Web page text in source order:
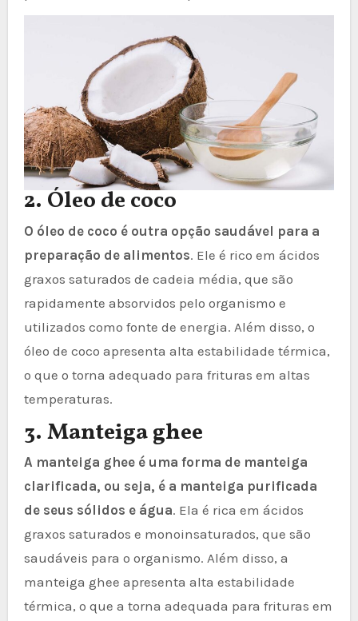
2. Óleo de coco
O óleo de coco é outra opção saudável para a
preparação de alimentos. Ele é rico em ácidos
graxos saturados de cadeia média, que são
rapidamente absorvidos pelo organismo e
utilizados como fonte de energia. Além disso, o
óleo de coco apresenta alta estabilidade térmica,
o que o torna adequado para frituras em altas
temperaturas.
3. Manteiga ghee
A manteiga ghee é uma forma de manteiga
clarificada, ou seja, é a manteiga purificada
de seus sólidos e água. Ela é rica em ácidos
graxos saturados e monoinsaturados, que são
saudáveis para o organismo. Além disso, a
manteiga ghee apresenta alta estabilidade
térmica, o que a torna adequada para frituras em